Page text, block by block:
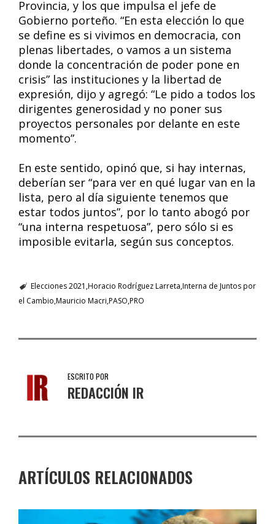
Provincia, y los que impulsa el jefe de
Gobierno porteño. “En esta elección lo que
se define es si vivimos en democracia, con
plenas libertades, o vamos a un sistema
donde la concentración de poder pone en
crisis” las instituciones y la libertad de
expresión, dijo y agregó: “Le pido a todos los
dirigentes generosidad y no poner sus
proyectos personales por delante en este
momento”.
En este sentido, opinó que, si hay internas,
deberían ser “para ver en qué lugar van en la
lista, pero al día siguiente tenemos que
estar todos juntos”, por lo tanto abogó por
“una interna respetuosa”, pero sólo si es
imposible evitarla, según sus conceptos.
Elecciones 2021 Horacio Rodríguez Larreta Interna de Juntos por
el Cambio Mauricio Macri PASO PRO
ESCRITO POR
REDACCIÓN IR
ARTÍCULOS RELACIONADOS